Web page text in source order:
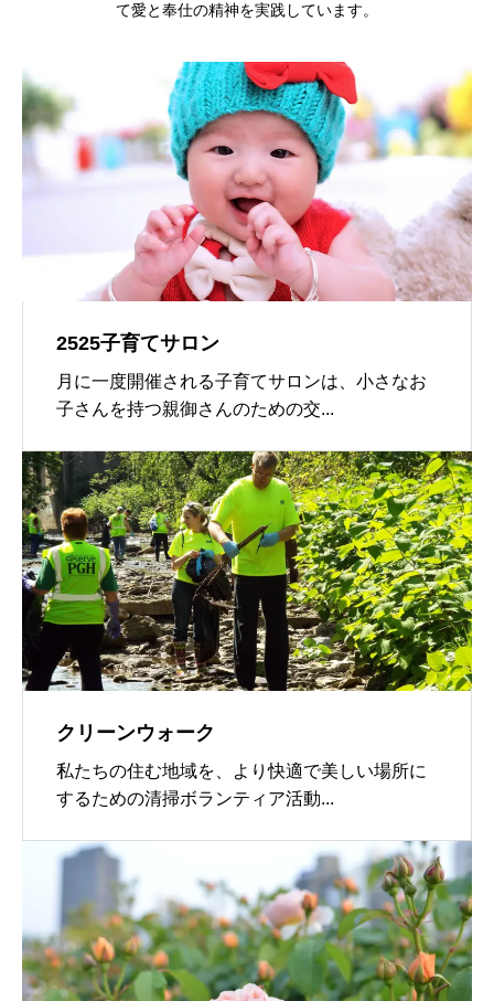
て愛と奉仕の精神を実践しています。
2525子育てサロン
月に一度開催される子育てサロンは、小さなお
子さんを持つ親御さんのための交...
クリーンウォーク
私たちの住む地域を、より快適で美しい場所に
するための清掃ボランティア活動...